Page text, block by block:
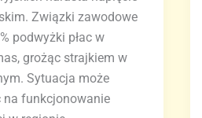
Związki zawodowe
podwyżki płac w
grożąc strajkiem w
Sytuacja może
na funkcjonowanie